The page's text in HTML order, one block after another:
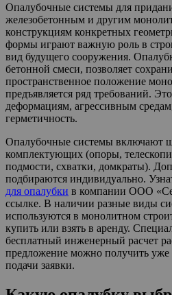
Опалубочные системы для
железобетонным и другим
конструкциям конкретных
формы играют важную роль в
вид будущего сооружения.
бетонной смеси, позволяет
пространственное положение
предъявляется ряд требований.
деформациям, агрессивным
герметичность.
Опалубочные системы включают
комплектующих (опоры,
подмости, схватки, домкраты).
подбираются индивидуально.
для опалубки в компании ООО
ссылке. В наличии разные виды
используются в монолитном
купить или взять в аренду.
бесплатный инженерный расчет
предложение можно получить уже
подачи заявки.